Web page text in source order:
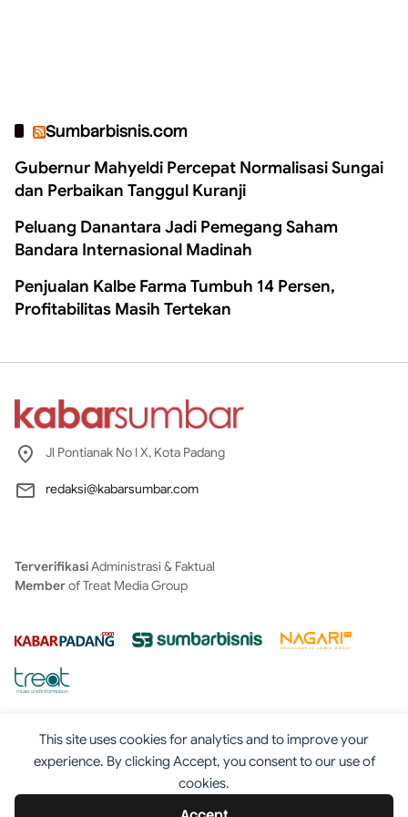
This site uses cookies for analytics and to improve your
experience. By clicking Accept, you consent to our use of
cookies.
Sumbarbisnis.com
Gubernur Mahyeldi Percepat Normalisasi Sungai
dan Perbaikan Tanggul Kuranji
Peluang Danantara Jadi Pemegang Saham
Bandara Internasional Madinah
Penjualan Kalbe Farma Tumbuh 14 Persen,
Profitabilitas Masih Tertekan
Jl Pontianak No I X, Kota Padang
redaksi@kabarsumbar.com
TerverifikasiAdministrasi & Faktual
Memberof Treat Media Group
Tentang Redaksi Kontak Disclaimer
Iklan